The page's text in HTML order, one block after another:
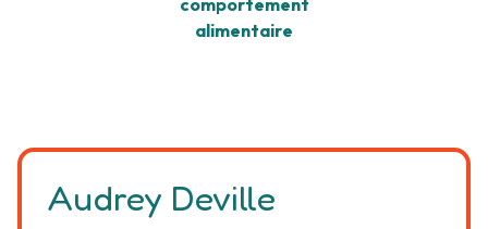
comportement
alimentaire
Audrey Deville